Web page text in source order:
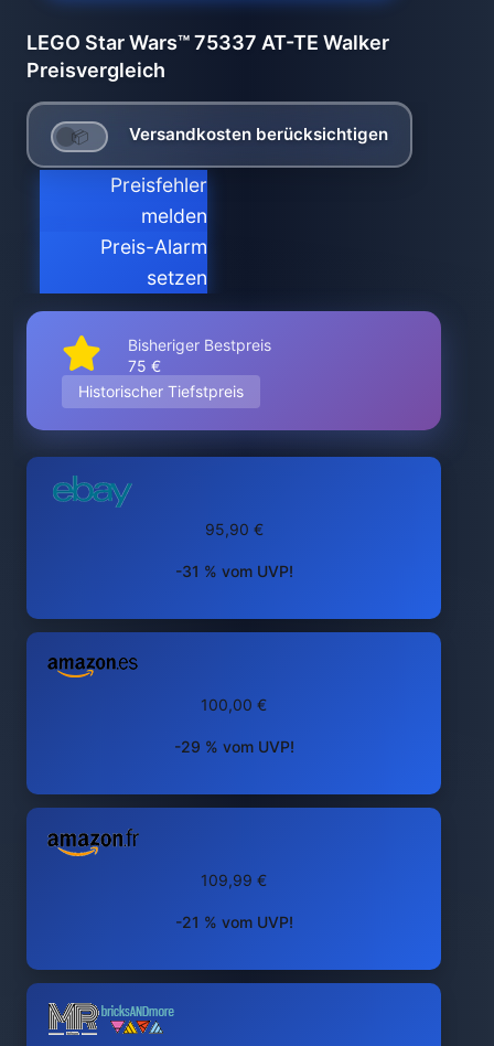
LEGO Star Wars™ 75337 AT-TE Walker
Preisvergleich
Versandkosten berücksichtigen
Preisfehler
melden
Preis-Alarm
setzen
Bisheriger Bestpreis
75 €
Historischer Tiefstpreis
95,90 €
-31 % vom UVP!
100,00 €
-29 % vom UVP!
109,99 €
-21 % vom UVP!